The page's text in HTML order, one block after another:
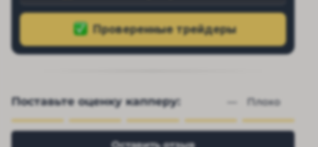
Поставьте оценку капперу: — Плохо